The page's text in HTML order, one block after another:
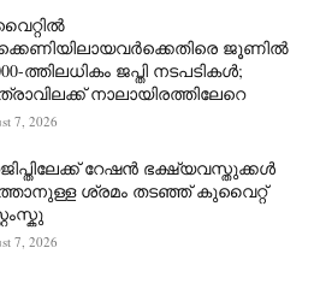
ജൂണിൽ
ത്തിലധികം ജപ്തി നടപടികൾ;
നാലായിരത്തിലേറെ
7, 2026
റേഷൻ ഭക്ഷ്യവസ്തുക്കൾ
ശ്രമം തടഞ്ഞ് കുവൈറ്റ്
7, 2026